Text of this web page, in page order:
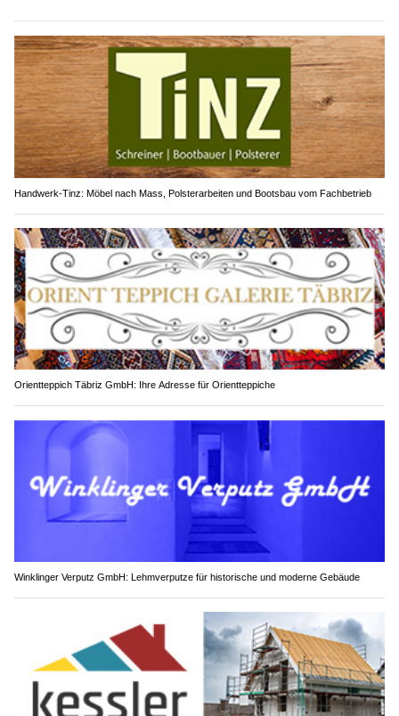
Handwerk-Tinz: Möbel nach Mass, Polsterarbeiten und Bootsbau vom Fachbetrieb
Orientteppich Täbriz GmbH: Ihre Adresse für Orientteppiche
Winklinger Verputz GmbH: Lehmverputze für historische und moderne Gebäude